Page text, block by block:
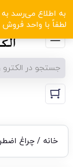
به اطلاع می‌رسد
لطفاً با واحد فروش
الکترو
خانه / چراغ